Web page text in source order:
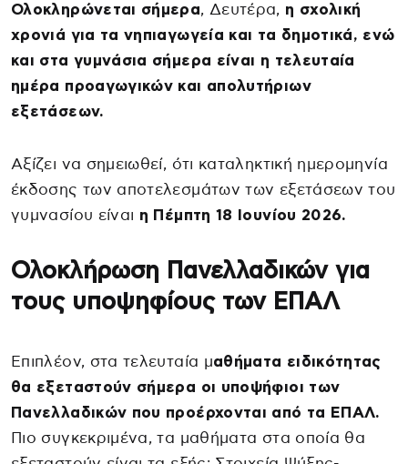
Ολοκληρώνεται σήμερα, Δευτέρα, η σχολική
χρονιά για τα νηπιαγωγεία και τα δημοτικά, ενώ
και στα γυμνάσια σήμερα είναι η τελευταία
ημέρα προαγωγικών και απολυτήριων
εξετάσεων.
Αξίζει να σημειωθεί, ότι καταληκτική ημερομηνία
έκδοσης των αποτελεσμάτων των εξετάσεων του
γυμνασίου είναι η Πέμπτη 18 Ιουνίου 2026.
Ολοκλήρωση Πανελλαδικών για
τους υποψηφίους των ΕΠΑΛ
Επιπλέον, στα τελευταία μαθήματα ειδικότητας
θα εξεταστούν σήμερα οι υποψήφιοι των
Πανελλαδικών που προέρχονται από τα ΕΠΑΛ.
Πιο συγκεκριμένα, τα μαθήματα στα οποία θα